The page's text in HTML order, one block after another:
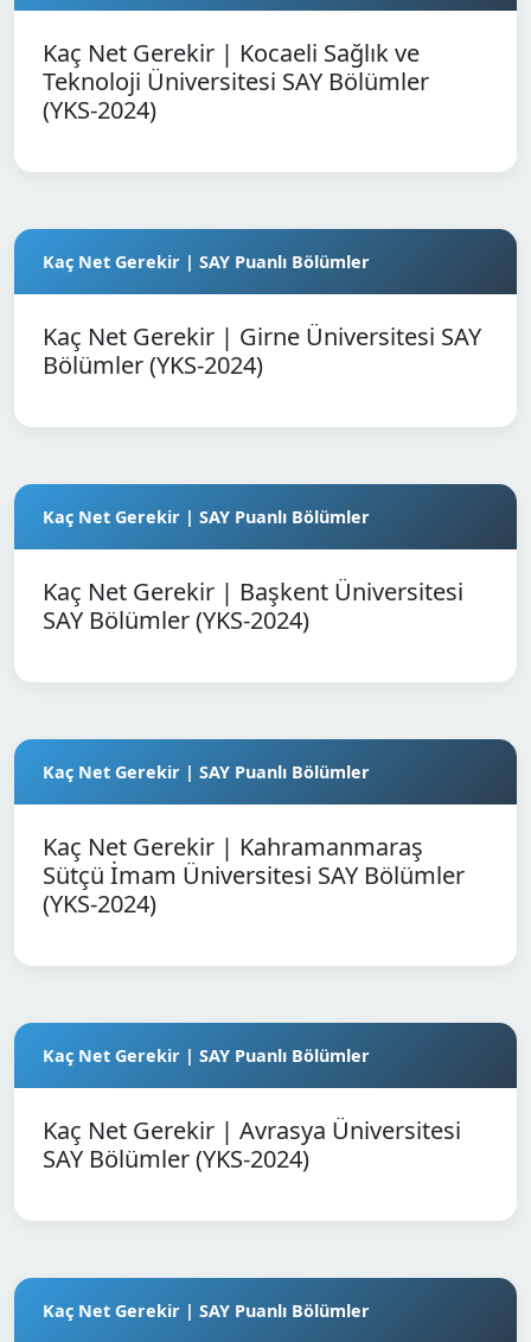
Kaç Net Gerekir | Kocaeli Sağlık ve
Teknoloji Üniversitesi SAY Bölümler
(YKS-2024)
Kaç Net Gerekir | SAY Puanlı Bölümler
Kaç Net Gerekir | Girne Üniversitesi SAY
Bölümler (YKS-2024)
Kaç Net Gerekir | SAY Puanlı Bölümler
Kaç Net Gerekir | Başkent Üniversitesi
SAY Bölümler (YKS-2024)
Kaç Net Gerekir | SAY Puanlı Bölümler
Kaç Net Gerekir | Kahramanmaraş
Sütçü İmam Üniversitesi SAY Bölümler
(YKS-2024)
Kaç Net Gerekir | SAY Puanlı Bölümler
Kaç Net Gerekir | Avrasya Üniversitesi
SAY Bölümler (YKS-2024)
Kaç Net Gerekir | SAY Puanlı Bölümler